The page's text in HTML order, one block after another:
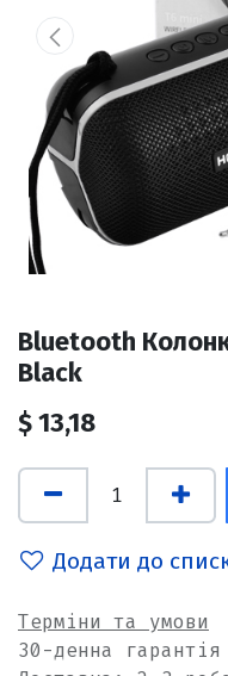
Bluetooth
Black
$13,18
Додати до
Терміни та умови
30-денна